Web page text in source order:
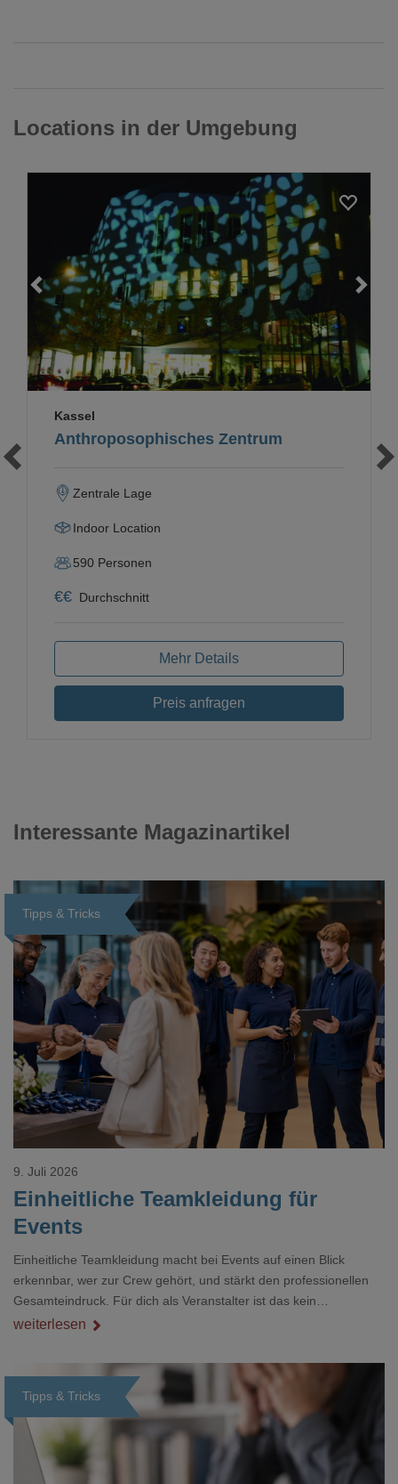
Locations in der Umgebung
Loading...
Anthroposophisches Zentrum
Kassel
Zentrale Lage
Indoor Location
590 Personen
€€ Durchschnitt
Mehr Details
Preis anfragen
Interessante Magazinartikel
Tipps & Tricks
Loading...
Einheitliche Teamkleidung für
Events
9. Juli 2026
Einheitliche Teamkleidung macht bei Events auf einen Blick
erkennbar, wer zur Crew gehört, und stärkt den professionellen
Gesamteindruck. Für dich als Veranstalter ist das kein
Nebenthema: Bei Textilien mit Stickerei oder mehreren
weiterlesen
Tipps & Tricks